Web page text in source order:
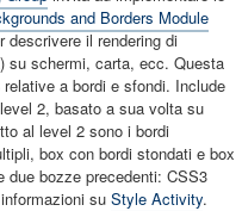
and Borders Module
descrivere il rendering di
su schermi, carta, ecc. Questa
a bordi e sfondi. Include
2, basato a sua volta su
al level 2 sono i bordi
box con bordi stondati e box
due bozze precedenti: CSS3
su Style Activity.